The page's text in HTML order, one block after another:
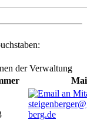
der Verwaltung